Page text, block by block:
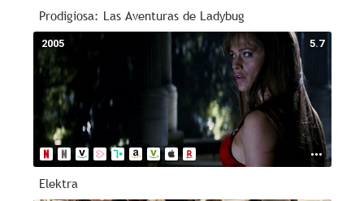
Prodigiosa: Las Aventuras de Ladybug
5.7
2005
Elektra